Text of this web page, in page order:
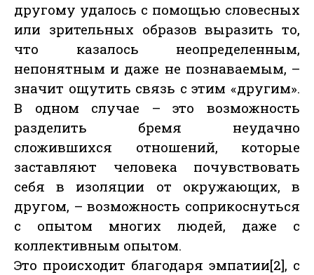
другому удалось с помощью словесных
или зрительных образов выразить то,
что казалось неопределенным,
непонятным и даже не познаваемым, –
значит ощутить связь с этим «другим».
В одном случае – это возможность
разделить бремя неудачно
сложившихся отношений, которые
заставляют человека почувствовать
себя в изоляции от окружающих, в
другом, – возможность соприкоснуться
с опытом многих людей, даже с
коллективным опытом.
Это происходит благодаря эмпатии[2], с